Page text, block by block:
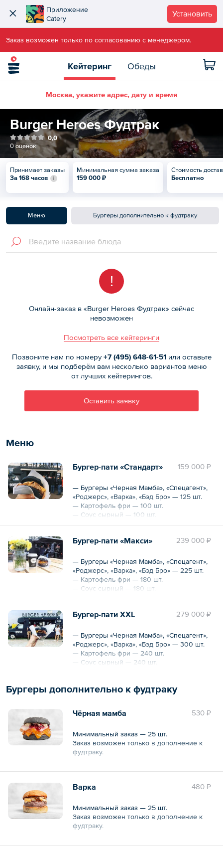
Приложение
Catery
Установить
Заказ возможен только по согласованию с менеджером.
Кейтеринг Обеды
Москва, укажите адрес, дату и время
Burger Heroes Фудтрак
0,0
0 оценок
Принимает заказы
За 168 часов
Минимальная сумма заказа
159 000 ₽
Стоимость
Бесплатно
Меню Бургеры дополнительно к фудтраку
!
Онлайн-заказ в «Burger Heroes Фудтрак» сейчас
невозможен
Посмотреть все кейтеринги
Позвоните нам по номеру+7 (495) 648-61-51или оставьте
заявку, и мы подберём вам несколько вариантов меню
от лучших кейтерингов.
Оставить заявку
Меню
159 000 ₽
Бургер-пати «Стандарт»
— Бургеры «Черная Мамба», «Спецагент»,
«Роджерс», «Варка», «Бэд Бро» — 125 шт.
— Картофель фри — 100 шт.
— Соус сырный — 100 шт.
— Холодный лимонад «Смородина» — 50
— Холодный лимонад «Лимон» — 50 шт.
239 000 ₽
Бургер-пати «Макси»
— Бургеры «Черная Мамба», «Спецагент»,
«Роджерс», «Варка», «Бэд Бро» — 225 шт.
— Картофель фри — 180 шт.
— Соус сырный — 180 шт.
— Холодный лимонад «Смородина» — 90
— Холодный лимонад «Лимон» — 90 шт.
279 000 ₽
Бургер-пати XXL
— Бургеры «Черная Мамба», «Спецагент»,
«Роджерс», «Варка», «Бэд Бро» — 300 шт.
— Картофель фри — 240 шт.
— Соус сырный — 240 шт.
— Холодный лимонад «Лимон» — 120 шт.
Бургеры дополнительно к фудтраку
530 ₽
Чёрная мамба
Минимальный заказ — 25 шт.
Заказ возможен только в дополнение к
фудтраку.
Бургер с вишней, беконом и сыром
480 ₽
Варка
Минимальный заказ — 25 шт.
Заказ возможен только в дополнение к
фудтраку.
Бургер с копченым сыром сулугуни и